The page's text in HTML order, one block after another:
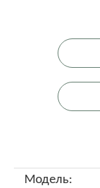
Модель: